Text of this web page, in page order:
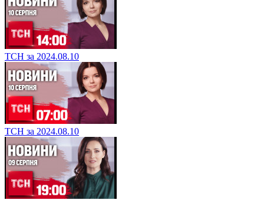
ТСН за 2024.08.10
ТСН за 2024.08.10